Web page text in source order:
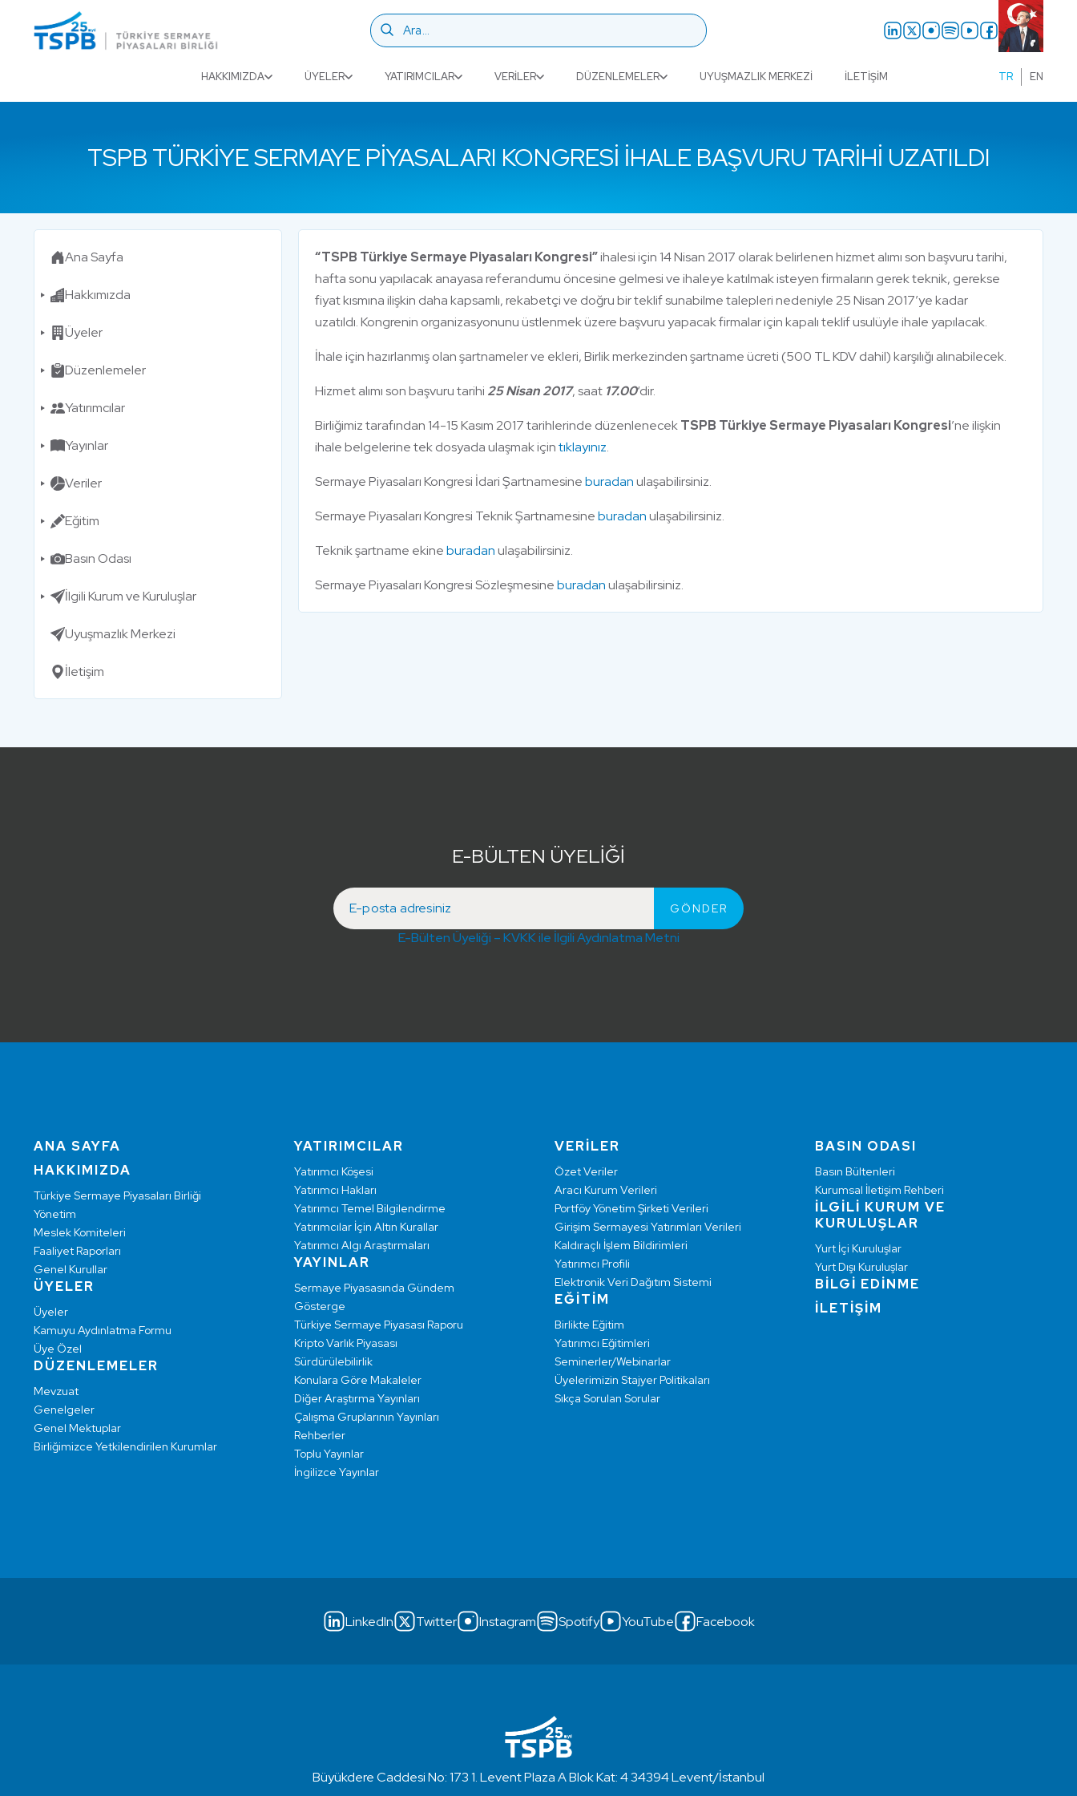
HAKKIMIZDA ÜYELER YATIRIMCILAR VERILER DÜZENLEMELER UYUŞMAZLIK MERKEZI İLETIŞIM TR EN
TSPB TÜRKIYE SERMAYE PIYASALARI KONGRESI İHALE BAŞVURU TARIHI UZATILDI
Ana Sayfa
Hakkımızda
Üyeler
Düzenlemeler
Yatırımcılar
Yayınlar
Veriler
Eğitim
Basın Odası
İlgili Kurum ve Kuruluşlar
Uyuşmazlık Merkezi
İletişim
“TSPB Türkiye Sermaye Piyasaları Kongresi”ihalesi için 14 Nisan 2017 olarak belirlenen hizmet alımı son başvuru tarihi,
hafta sonu yapılacak anayasa referandumu öncesine gelmesi ve ihaleye katılmak isteyen firmaların gerek teknik, gerekse
fiyat kısmına ilişkin daha kapsamlı, rekabetçi ve doğru bir teklif sunabilme talepleri nedeniyle 25 Nisan 2017’ye kadar
uzatıldı. Kongrenin organizasyonunu üstlenmek üzere başvuru yapacak firmalar için kapalı teklif usulüyle ihale yapılacak.
İhale için hazırlanmış olan şartnameler ve ekleri, Birlik merkezinden şartname ücreti (500 TL KDV dahil) karşılığı alınabilecek.
Hizmet alımı son başvuru tarihi 25 Nisan 2017, saat 17.00‘dir.
Birliğimiz tarafından 14-15 Kasım 2017 tarihlerinde düzenlenecekTSPB Türkiye Sermaye Piyasaları Kongresi’ne ilişkin
ihale belgelerine tek dosyada ulaşmak içintıklayınız.
Sermaye Piyasaları Kongresi İdari Şartnamesineburadanulaşabilirsiniz.
Sermaye Piyasaları Kongresi Teknik Şartnamesineburadanulaşabilirsiniz.
Teknik şartname ekineburadanulaşabilirsiniz.
Sermaye Piyasaları Kongresi Sözleşmesineburadanulaşabilirsiniz.
E-BÜLTEN ÜYELİĞİ
E-Bülten Üyeliği – KVKK ile İlgili Aydınlatma Metni
ANA SAYFA
HAKKIMIZDA
Türkiye Sermaye Piyasaları Birliği
Yönetim
Meslek Komiteleri
Faaliyet Raporları
Genel Kurullar
ÜYELER
Üyeler
Kamuyu Aydınlatma Formu
Üye Özel
DÜZENLEMELER
Mevzuat
Genelgeler
Genel Mektuplar
Birliğimizce Yetkilendirilen Kurumlar
YATIRIMCILAR
Yatırımcı Köşesi
Yatırımcı Hakları
Yatırımcı Temel Bilgilendirme
Yatırımcılar İçin Altın Kurallar
Yatırımcı Algı Araştırmaları
YAYINLAR
Sermaye Piyasasında Gündem
Gösterge
Türkiye Sermaye Piyasası Raporu
Kripto Varlık Piyasası
Sürdürülebilirlik
Konulara Göre Makaleler
Diğer Araştırma Yayınları
Çalışma Gruplarının Yayınları
Rehberler
Toplu Yayınlar
İngilizce Yayınlar
VERİLER
Özet Veriler
Aracı Kurum Verileri
Portföy Yönetim Şirketi Verileri
Girişim Sermayesi Yatırımları Verileri
Kaldıraçlı İşlem Bildirimleri
Yatırımcı Profili
Elektronik Veri Dağıtım Sistemi
EĞİTİM
Birlikte Eğitim
Yatırımcı Eğitimleri
Seminerler/Webinarlar
Üyelerimizin Stajyer Politikaları
Sıkça Sorulan Sorular
BASIN ODASI
Basın Bültenleri
Kurumsal İletişim Rehberi
İLGİLİ KURUM VE
KURULUŞLAR
Yurt İçi Kuruluşlar
Yurt Dışı Kuruluşlar
BİLGİ EDİNME
İLETİŞİM
LinkedIn Twitter Instagram Spotify YouTube Facebook
Büyükdere Caddesi No: 173 1. Levent Plaza A Blok Kat: 4 34394 Levent/İstanbul